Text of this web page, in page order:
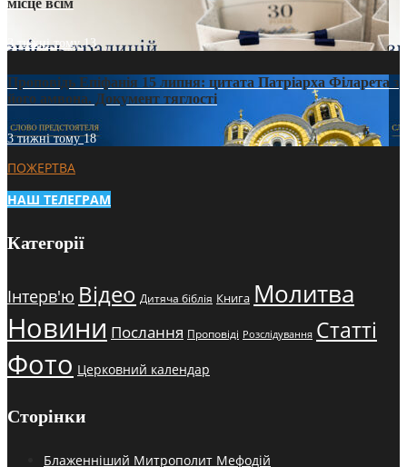
місце всім
3 тижні тому13
Проповідь Епіфанія 15 липня: цитата Патріарха Філарета з
його амвона. Документ тяглості
3 тижні тому18
ПОЖЕРТВА
НАШ ТЕЛЕГРАМ
Категорії
Інтерв'ю Відео Дитяча біблія Книга Молитва
Новини Послання Проповіді Розслідування Статті
Фото Церковний календар
Сторінки
Блаженніший Митрополит Мефодій